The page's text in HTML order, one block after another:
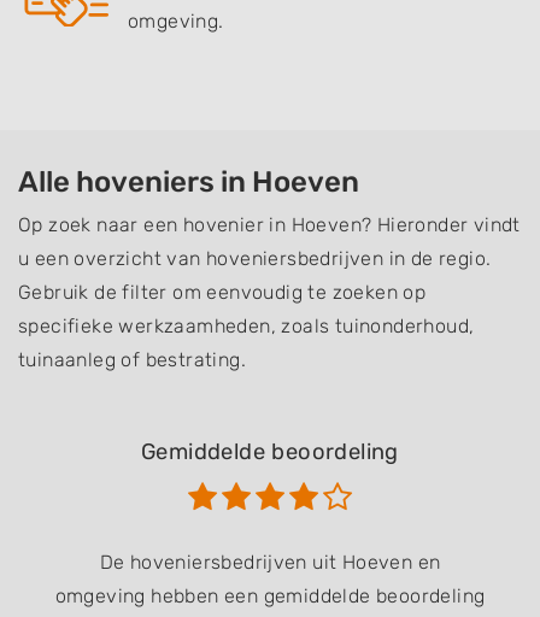
omgeving.
Alle hoveniers in Hoeven
Op zoek naar een hovenier in Hoeven? Hieronder vindt
u een overzicht van hoveniersbedrijven in de regio.
Gebruik de filter om eenvoudig te zoeken op
specifieke werkzaamheden, zoals tuinonderhoud,
tuinaanleg of bestrating.
Gemiddelde beoordeling
De hoveniersbedrijven uit Hoeven en
omgeving hebben een gemiddelde beoordeling